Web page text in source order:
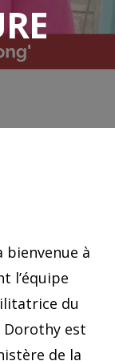
bienvenue à
l’équipe
du
est
de la